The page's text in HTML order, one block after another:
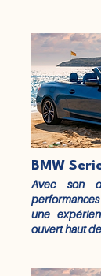
BMW
Avec son
une
ouvert haut